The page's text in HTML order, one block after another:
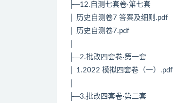
├─12.自测七套卷·第七套
│ 历史自测卷7 答案及细则.pdf
│ 历史自测卷7.pdf
├─2.批改四套卷·第一套
│ 1.2022 模拟四套卷（一）.pdf
├─3.批改四套卷·第二套